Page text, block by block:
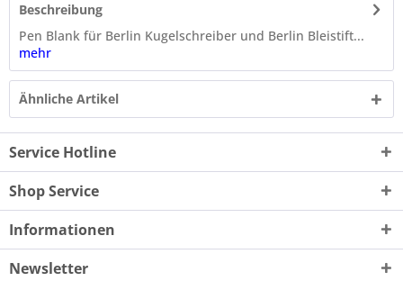
Beschreibung
Pen Blank für Berlin Kugelschreiber und Berlin Bleistift...
mehr
Ähnliche Artikel
Service Hotline
Shop Service
Informationen
Newsletter